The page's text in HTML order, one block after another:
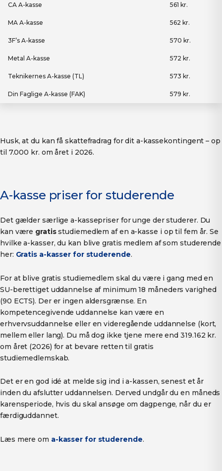
CA A-kasse 561 kr.
MA A-kasse 562 kr.
3F’s A-kasse 570 kr.
Metal A-kasse 572 kr.
Teknikernes A-kasse (TL) 573 kr.
Din Faglige A-kasse (FAK) 579 kr.
Husk, at du kan få skattefradrag for dit a-kassekontingent – op
til 7.000 kr. om året i 2026.
A-kasse priser for studerende
Det gælder særlige a-kassepriser for unge der studerer. Du
kan være gratisstudiemedlem af en a-kasse i op til fem år. Se
hvilke a-kasser, du kan blive gratis medlem af som studerende
her: Gratis a-kasser for studerende.
For at blive gratis studiemedlem skal du være i gang med en
SU-berettiget uddannelse af minimum 18 måneders varighed
(90 ECTS). Der er ingen aldersgrænse. En
kompetencegivende uddannelse kan være en
erhvervsuddannelse eller en videregående uddannelse (kort,
mellem eller lang). Du må dog ikke tjene mere end 319.162 kr.
om året (2026) for at bevare retten til gratis
studiemedlemskab.
Det er en god idé at melde sig ind i a-kassen, senest et år
inden du afslutter uddannelsen. Derved undgår du en måneds
karensperiode, hvis du skal ansøge om dagpenge, når du er
færdiguddannet.
Læs mere om a-kasser for studerende.